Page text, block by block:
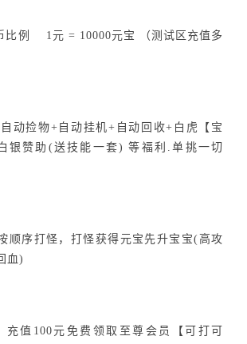
= 10000元宝 （测试区充值多
动捡物+自动挂机+自动回收+白虎【宝
银赞助(送技能一套) 等福利.单挑一切
序打怪，打怪获得元宝先升宝宝(高攻
血)
值100元免费领取至尊会员【可打可